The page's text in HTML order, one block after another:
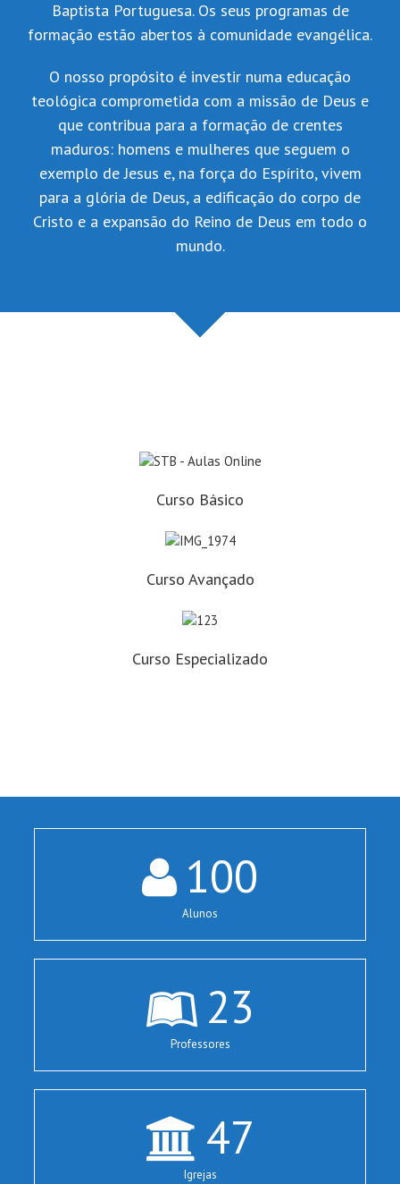
Baptista Portuguesa. Os seus programas de
formação estão abertos à comunidade evangélica.
O nosso propósito é investir numa educação
teológica comprometida com a missão de Deus e
que contribua para a formação de crentes
maduros: homens e mulheres que seguem o
exemplo de Jesus e, na força do Espírito, vivem
para a glória de Deus, a edificação do corpo de
Cristo e a expansão do Reino de Deus em todo o
mundo.
Curso Básico
Curso Avançado
Curso Especializado
100
Alunos
23
Professores
47
Igrejas